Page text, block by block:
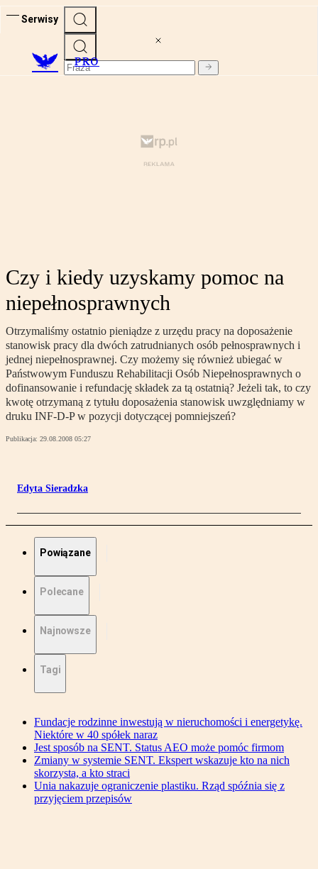
Serwisy
PRO
Czy i kiedy uzyskamy pomoc na
niepełnosprawnych
Otrzymaliśmy ostatnio pieniądze z urzędu pracy na doposażenie
stanowisk pracy dla dwóch zatrudnianych osób pełnosprawnych i
jednej niepełnosprawnej. Czy możemy się również ubiegać w
Państwowym Funduszu Rehabilitacji Osób Niepełnosprawnych o
dofinansowanie i refundację składek za tą ostatnią? Jeżeli tak, to czy
kwotę otrzymaną z tytułu doposażenia stanowisk uwzględniamy w
druku INF-D-P w pozycji dotyczącej pomniejszeń?
Publikacja: 29.08.2008 05:27
Edyta Sieradzka
Powiązane
Polecane
Najnowsze
Tagi
Fundacje rodzinne inwestują w nieruchomości i energetykę.
Niektóre w 40 spółek naraz
Jest sposób na SENT. Status AEO może pomóc firmom
Zmiany w systemie SENT. Ekspert wskazuje kto na nich
skorzysta, a kto straci
Unia nakazuje ograniczenie plastiku. Rząd spóźnia się z
przyjęciem przepisów